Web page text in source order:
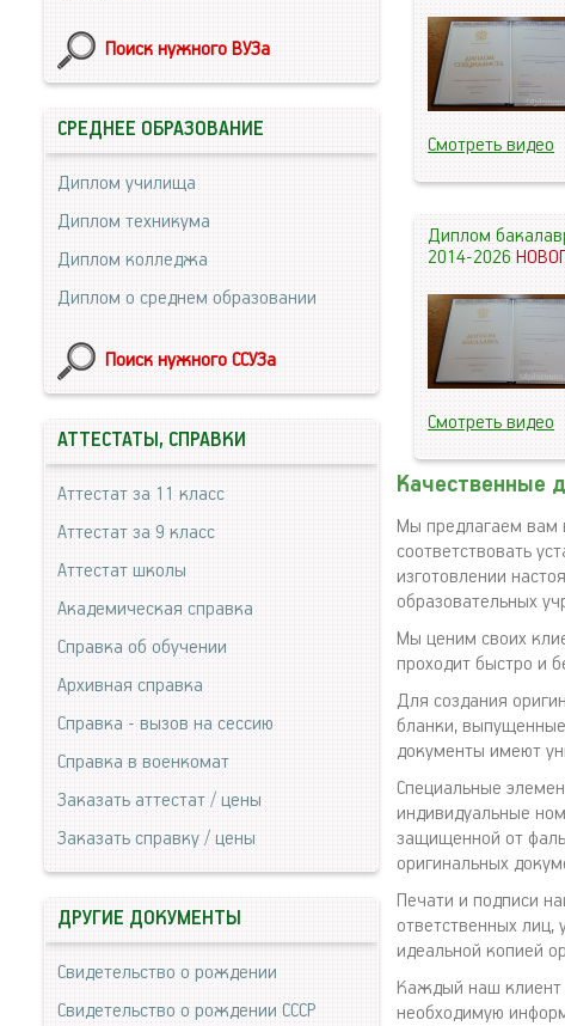
Смотреть видео
Диплом
2014-2026
Смотреть видео
Качественные
Мы предлагаем вам
соответствовать
изготовлении
образовательных
Мы ценим своих
проходит быстро и
Для создания
бланки,
документы имеют
Специальные
индивидуальные
защищенной от
оригинальных
Печати и подписи
ответственных лиц,
идеальной копией
Каждый наш клиент
необходимую
Поиск нужного ВУЗа
СРЕДНЕЕ ОБРАЗОВАНИЕ
Диплом училища
Диплом техникума
Диплом колледжа
Диплом о среднем образовании
Поиск нужного ССУЗа
АТТЕСТАТЫ, СПРАВКИ
Аттестат за 11 класс
Аттестат за 9 класс
Аттестат школы
Академическая справка
Справка об обучении
Архивная справка
Справка - вызов на сессию
Справка в военкомат
Заказать аттестат / цены
Заказать справку / цены
ДРУГИЕ ДОКУМЕНТЫ
Свидетельство о рождении
Свидетельство о рождении СССР